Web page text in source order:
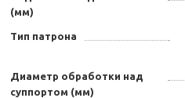
(мм)
Тип патрона
Диаметр обработки над
суппортом (мм)